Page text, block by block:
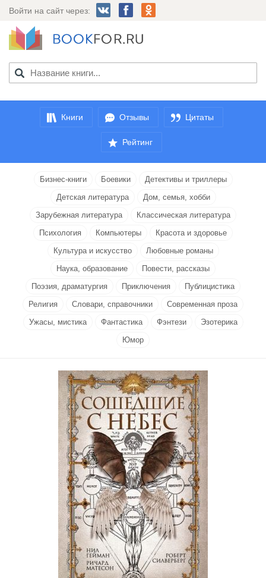
Войти на сайт через:
Книги Отзывы Цитаты
Рейтинг
Бизнес-книги Боевики
Детективы и триллеры
Детская литература
Дом, семья, хобби
Зарубежная литература
Классическая литература
Психология
Компьютеры
Красота и здоровье
Культура и искусство
Любовные романы
Наука, образование
Повести, рассказы
Поэзия, драматургия
Приключения
Публицистика
Религия
Словари, справочники
Современная проза
Ужасы, мистика
Фантастика Фэнтези
Эзотерика
Юмор